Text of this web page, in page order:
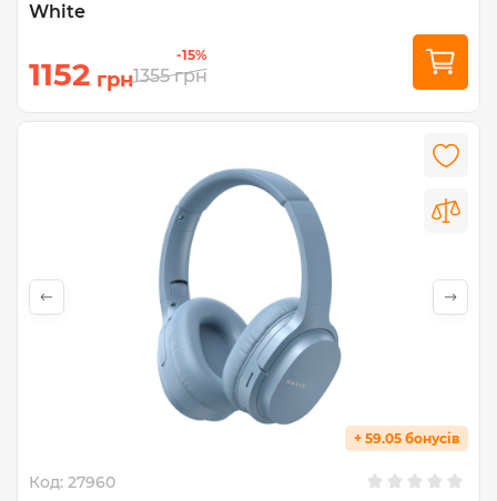
White
1152 грн
-15%
1355 грн
+ 59.05 бонусів
Код: 27960